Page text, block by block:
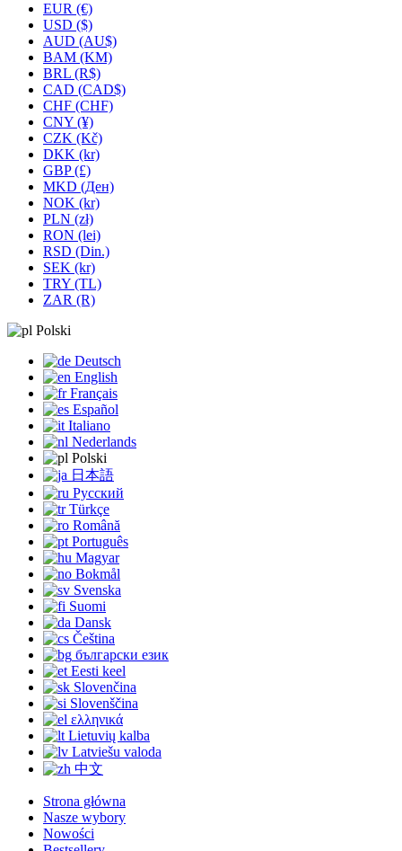
EUR (€)
USD ($)
AUD (AU$)
BAM (KM)
BRL (R$)
CAD (CAD$)
CHF (CHF)
CNY (¥)
CZK (Kč)
DKK (kr)
GBP (£)
MKD (Ден)
NOK (kr)
PLN (zł)
RON (lei)
RSD (Din.)
SEK (kr)
TRY (TL)
ZAR (R)
Polski
Deutsch
English
Français
Español
Italiano
Nederlands
Polski
日本語
Русский
Türkçe
Română
Português
Magyar
Bokmål
Svenska
Suomi
Dansk
Čeština
български език
Eesti keel
Slovenčina
Slovenščina
ελληνικά
Lietuvių kalba
Latviešu valoda
中文
Strona główna
Nasze wybory
Nowości